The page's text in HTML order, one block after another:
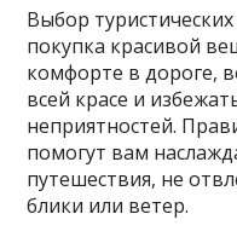
Выбор
покупка красивой
комфорте в дороге,
всей красе и
неприятностей.
помогут вам
путешествия, не
блики или ветер.